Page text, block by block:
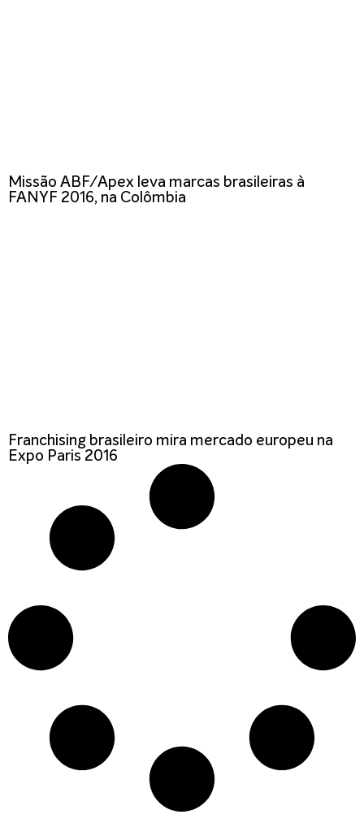
Missão ABF/Apex leva marcas brasileiras à
FANYF 2016, na Colômbia
Franchising brasileiro mira mercado europeu na
Expo Paris 2016